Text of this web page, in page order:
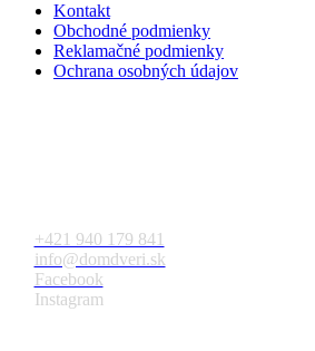
Kontakt
Obchodné podmienky
Reklamačné podmienky
Ochrana osobných údajov
+421 940 179 841
info@domdveri.sk
Facebook
Instagram